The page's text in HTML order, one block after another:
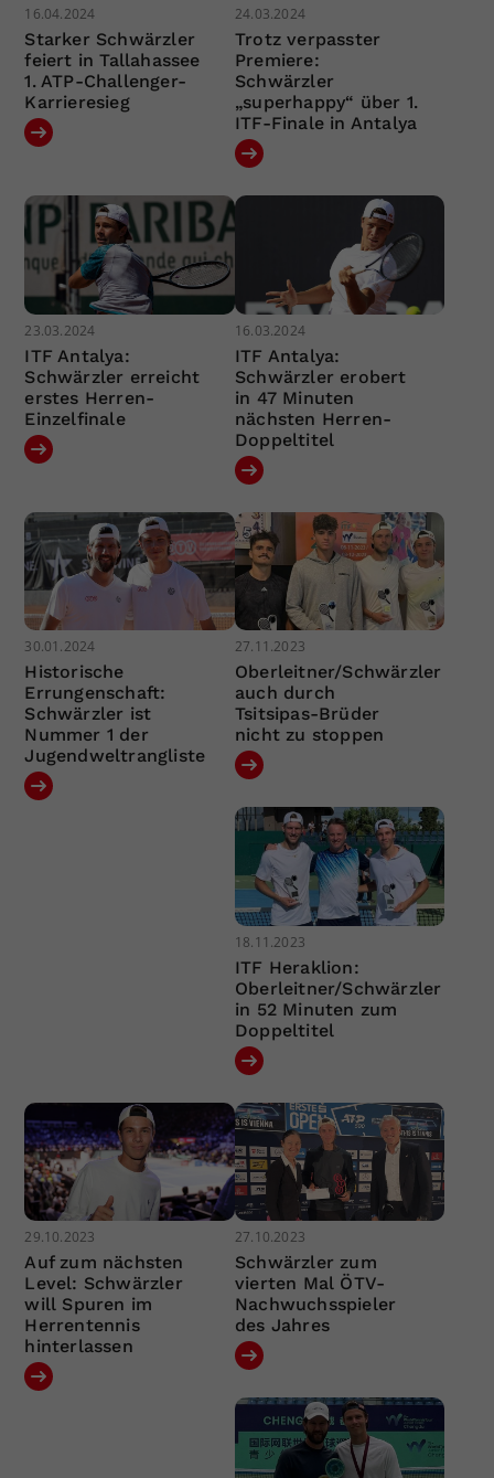
16.04.2024
Starker Schwärzler
feiert in Tallahassee
1. ATP-Challenger-
Karrieresieg
24.03.2024
Trotz verpasster
Premiere:
Schwärzler
„superhappy“ über 1.
ITF-Finale in Antalya
23.03.2024
ITF Antalya:
Schwärzler erreicht
erstes Herren-
Einzelfinale
16.03.2024
ITF Antalya:
Schwärzler erobert
in 47 Minuten
nächsten Herren-
Doppeltitel
30.01.2024
Historische
Errungenschaft:
Schwärzler ist
Nummer 1 der
Jugendweltrangliste
27.11.2023
Oberleitner/Schwärzler
auch durch
Tsitsipas-Brüder
nicht zu stoppen
18.11.2023
ITF Heraklion:
Oberleitner/Schwärzler
in 52 Minuten zum
Doppeltitel
29.10.2023
Auf zum nächsten
Level: Schwärzler
will Spuren im
Herrentennis
hinterlassen
27.10.2023
Schwärzler zum
vierten Mal ÖTV-
Nachwuchsspieler
des Jahres